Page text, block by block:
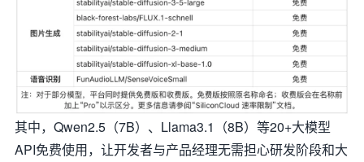
其中，Qwen2.5（7B）、Llama3.1（8B）等20+大模型
API免费使用，让开发者与产品经理无需担心研发阶段和大